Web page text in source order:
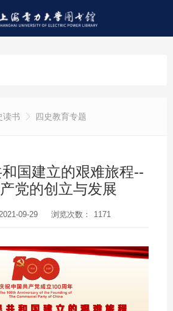
读书 四史教育专题
国建立的艰难旅程--
党的创立与发展
09-29 浏览次数： 1171